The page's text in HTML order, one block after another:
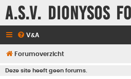
A.S.V. Dionysos
V&A
Forumoverzicht
Deze site heeft geen forums.